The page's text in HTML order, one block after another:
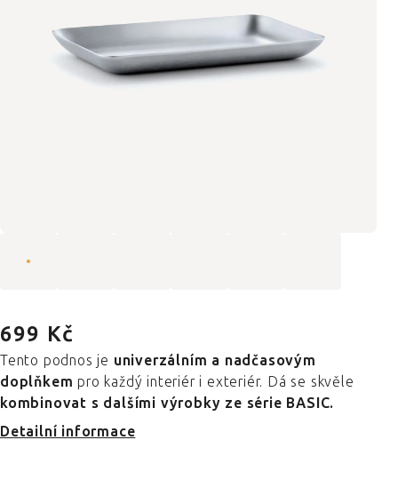
699 Kč
Tento podnos je univerzálním a nadčasovým
doplňkem pro každý interiér i exteriér. Dá se skvěle
kombinovat s dalšími výrobky ze série BASIC.
Detailní informace